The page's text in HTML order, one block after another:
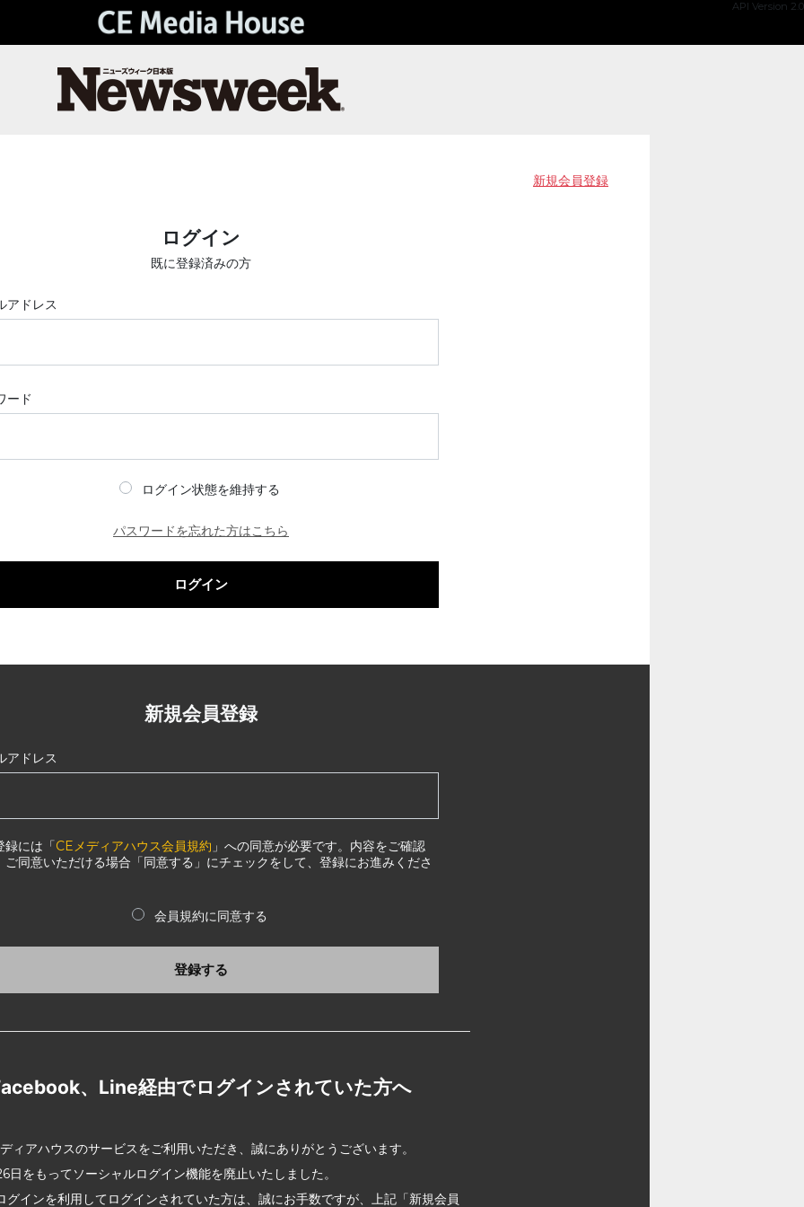
API Version 2.0
新規会員登録
ログイン
既に登録済みの方
アドレス
ード
ログイン状態を維持する
パスワードを忘れた方はこちら
ログイン
新規会員登録
アドレス
録には「CEメディアハウス会員規約 」への同意が必要です。内容をご確認
ご同意いただける場合「同意する」にチェックをして、登録にお進みくださ
会員規約に同意する
登録する
、Line経由でログインされていた方へ
ィアハウスのサービスをご利用いただき、誠にありがとうございます。
日をもってソーシャルログイン機能を廃止いたしました。
グインを利用してログインされていた方は、誠にお手数ですが、上記「新規会員